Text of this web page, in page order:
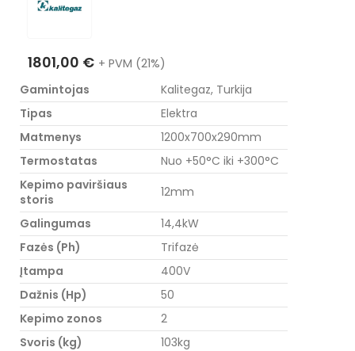
1801,00 € + PVM (21%)
Gamintojas
Kalitegaz, Turkija
Tipas
Elektra
Matmenys
1200x700x290mm
Termostatas
Nuo +50°C iki +300°C
Kepimo paviršiaus
storis
12mm
Galingumas
14,4kW
Fazės (Ph)
Trifazė
Įtampa
400V
Dažnis (Hp)
50
Kepimo zonos
2
Svoris (kg)
103kg